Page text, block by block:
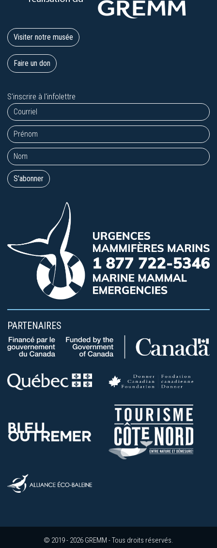
Visiter notre musée
Faire un don
S'inscrire à l'infolettre
PARTENAIRES
© 2019 - 2026 GREMM - Tous droits réservés.